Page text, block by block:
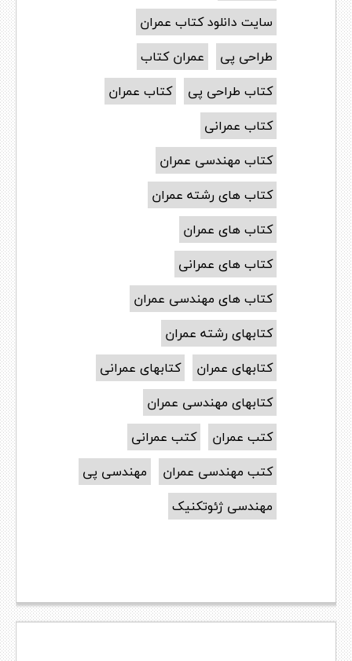
سایت دانلود کتاب عمران
طراحی پی
عمران کتاب
کتاب طراحی پی
کتاب عمران
کتاب عمرانی
کتاب مهندسی عمران
کتاب های رشته عمران
کتاب های عمران
کتاب های عمرانی
کتاب های مهندسی عمران
کتابهای رشته عمران
کتابهای عمران
کتابهای عمرانی
کتابهای مهندسی عمران
کتب عمران
کتب عمرانی
کتب مهندسی عمران
مهندسی پی
مهندسی ژئوتکنیک